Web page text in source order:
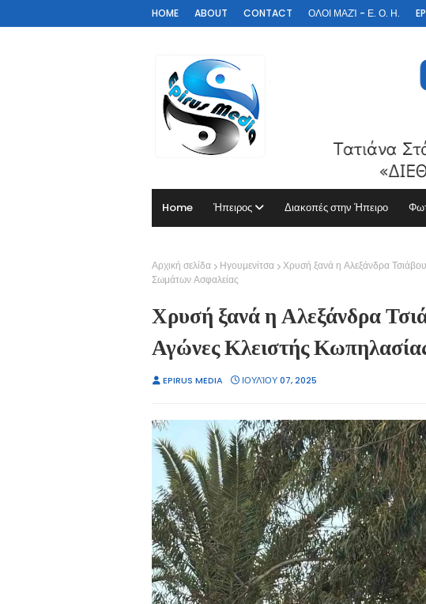
HOME ABOUT CONTACT ΟΛΟΙ ΜΑΖΊ - Ε. Ο. Η.
Home Ήπειρος Διακοπές στην Ήπειρο
Αρχική σελίδα Ηγουμενίτσα
Χρυσή ξανά η Αλεξάνδρα
Σωμάτων Ασφαλείας
Χρυσή ξανά η Αλεξάνδρα
Αγώνες Κλειστής
EPIRUS MEDIA ΙΟΥΛΊΟΥ 07, 2025